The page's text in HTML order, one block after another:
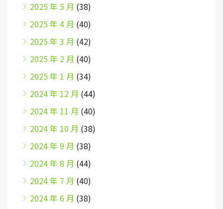
2025 年 5 月 (38)
2025 年 4 月 (40)
2025 年 3 月 (42)
2025 年 2 月 (40)
2025 年 1 月 (34)
2024 年 12 月 (44)
2024 年 11 月 (40)
2024 年 10 月 (38)
2024 年 9 月 (38)
2024 年 8 月 (44)
2024 年 7 月 (40)
2024 年 6 月 (38)